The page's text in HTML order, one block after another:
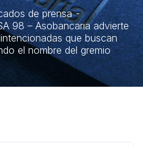
de prensa
98 – Asobancaria advierte
que buscan
el nombre del gremio